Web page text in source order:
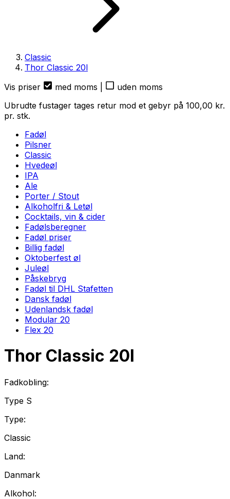
Classic
Thor Classic 20l
Vis priser
med moms
uden moms
Ubrudte fustager tages retur mod et gebyr på 100,00 kr.
pr. stk.
Fadøl
Pilsner
Classic
Hvedeøl
IPA
Ale
Porter / Stout
Alkoholfri & Letøl
Cocktails, vin & cider
Fadølsberegner
Fadøl priser
Billig fadøl
Oktoberfest øl
Juleøl
Påskebryg
Fadøl til DHL Stafetten
Dansk fadøl
Udenlandsk fadøl
Modular 20
Flex 20
Thor Classic 20l
Fadkobling:
Type S
Type:
Classic
Land:
Danmark
Alkohol: